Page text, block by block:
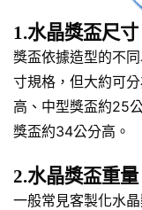
1.水晶獎盃尺寸
獎盃依據造型的不
寸規格，但大約可
高、中型獎盃約25
獎盃約34公分高。
2.水晶獎盃重量
一般常見客製化水